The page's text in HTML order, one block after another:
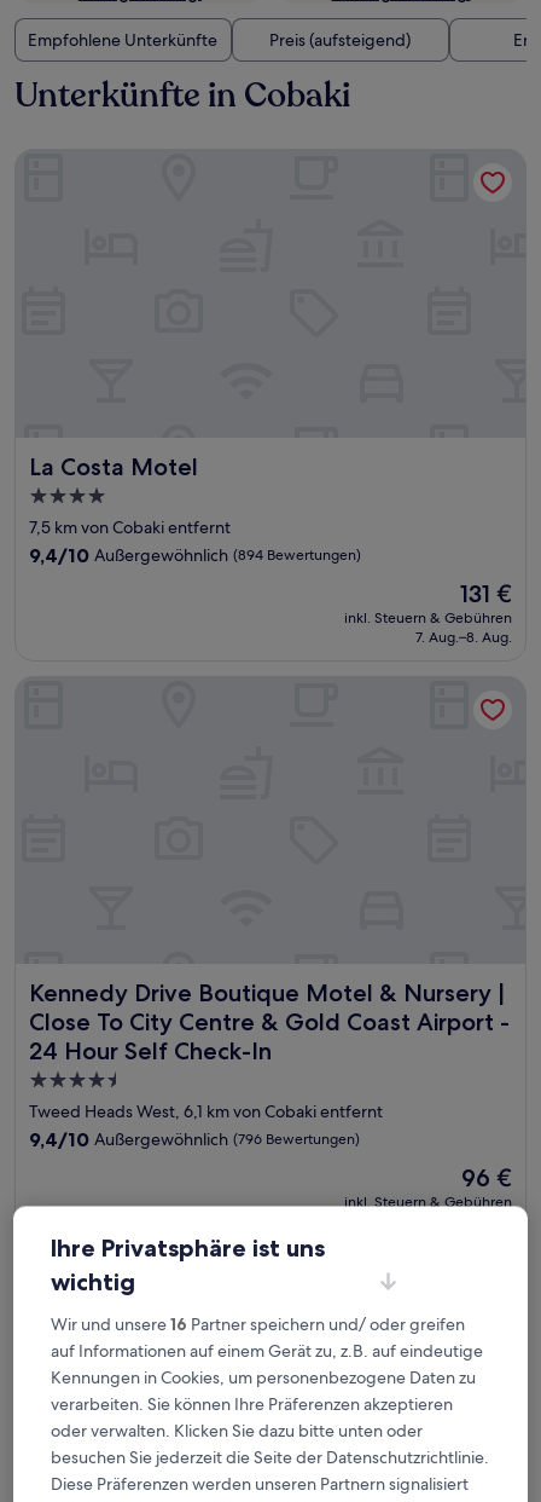
Empfohlene Unterkünfte Preis (aufsteigend)
Unterkünfte in Cobaki
La Costa Motel
La Costa Motel
4.0-
Sterne-
Unterkunft
7,5 km von Cobaki entfernt
9.4
9,4/10 Außergewöhnlich (894 Bewertungen)
Der
Preis
beträgt
131 €
inkl. Steuern & Gebühren
7. Aug.–8. Aug.
Kennedy Drive Boutique Motel & Nursery |
Close To City Centre & Gold Coast Airport -
24 Hour Self Check-In
Kennedy Drive Boutique Motel & Nursery | Close To
4.5-
Sterne-
Unterkunft
Tweed Heads West, 6,1 km von Cobaki entfernt
9.4
Außergewöhnlich,
Bewertungen)
9,4/10 Außergewöhnlich (796 Bewertungen)
Der
Preis
96 €
inkl. Steuern & Gebühren
Kennedy Drive Boutique Motel & Nursery | Close To City
Rydges Gold Coast Airport
Ihre Privatsphäre ist uns
wichtig
Wir und unsere16 Partner speichern und/ oder greifen
auf Informationen auf einem Gerät zu, z.B. auf eindeutige
Kennungen in Cookies, um personenbezogene Daten zu
verarbeiten. Sie können Ihre Präferenzen akzeptieren
oder verwalten. Klicken Sie dazu bitte unten oder
besuchen Sie jederzeit die Seite der Datenschutzrichtlinie.
Diese Präferenzen werden unseren Partnern signalisiert